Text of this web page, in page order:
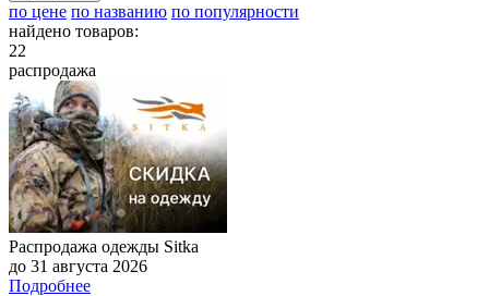
по цене по названию по популярности
найдено товаров:
22
распродажа
Распродажа одежды Sitka
до 31 августа 2026
Подробнее